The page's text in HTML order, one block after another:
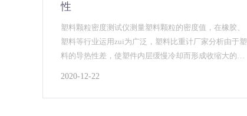
性
塑料颗粒密度测试仪测量塑料颗粒的密度值，在橡胶、
塑料等行业运用zui为广泛，塑料比重计厂家分析由于塑
料的导热性差，使塑件内层缓慢冷却而形成收缩大的高
2020-12-22